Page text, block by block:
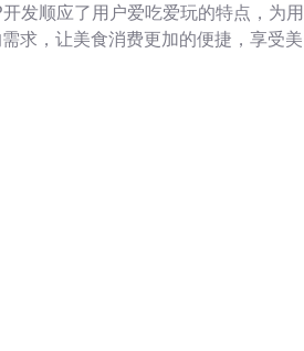
发顺应了用户爱吃爱玩的特点，为用
求，让美食消费更加的便捷，享受美